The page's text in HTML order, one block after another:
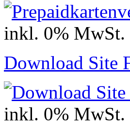
inkl. 0% MwSt.
Download Site
inkl. 0% MwSt.